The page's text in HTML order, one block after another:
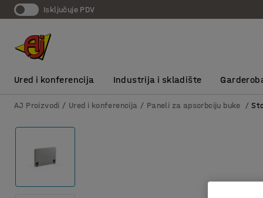
Isključuje PDV
Ured i konferencija Industrija i skladište
AJ Proizvodi Ured i konferencija Paneli za apsorbciju buke